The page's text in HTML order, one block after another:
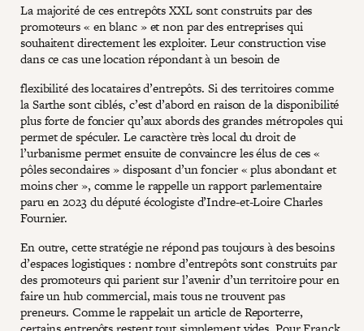
La majorité de ces entrepôts XXL sont construits par des
promoteurs « en blanc » et non par des entreprises qui
souhaitent directement les exploiter. Leur construction vise
dans ce cas une location répondant à un besoin de
flexibilité des locataires d’entrepôts. Si des territoires comme
la Sarthe sont ciblés, c’est d’abord en raison de la disponibilité
plus forte de foncier qu’aux abords des grandes métropoles qui
permet de spéculer. Le caractère très local du droit de
l’urbanisme permet ensuite de convaincre les élus de ces «
pôles secondaires » disposant d’un foncier « plus abondant et
moins cher », comme le rappelle un rapport parlementaire
paru en 2023 du député écologiste d’Indre-et-Loire Charles
Fournier.
En outre, cette stratégie ne répond pas toujours à des besoins
d’espaces logistiques : nombre d’entrepôts sont construits par
des promoteurs qui parient sur l’avenir d’un territoire pour en
faire un hub commercial, mais tous ne trouvent pas
preneurs. Comme le rappelait un article de Reporterre,